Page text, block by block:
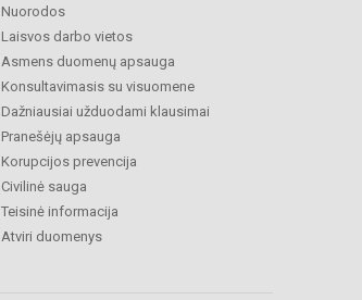
Nuorodos
Laisvos darbo vietos
Asmens duomenų apsauga
Konsultavimasis su visuomene
Dažniausiai užduodami klausimai
Pranešėjų apsauga
Korupcijos prevencija
Civilinė sauga
Teisinė informacija
Atviri duomenys